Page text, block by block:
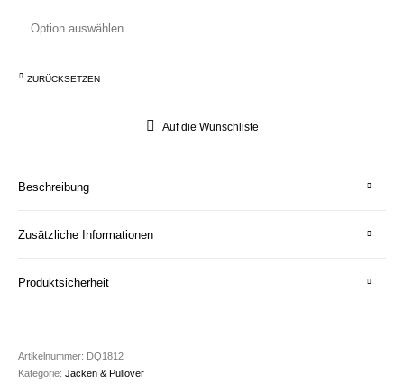
ZURÜCKSETZEN
Auf die Wunschliste
Beschreibung
Zusätzliche Informationen
Produktsicherheit
Artikelnummer: DQ1812
Kategorie:Jacken & Pullover